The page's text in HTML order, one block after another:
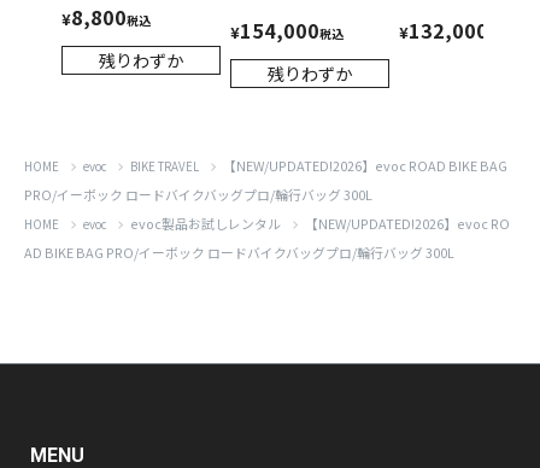
¥8,800税込
残りわずか
¥154,000税込
残りわずか
¥132,000
HOME evoc BIKE TRAVEL
【NEW/UPDATED!2026】evoc ROAD BIKE BAG
PRO/イーボック ロードバイクバッグプロ/輪行バッグ 300L
HOME evoc evoc製品お試しレンタル
【NEW/UPDATED!2026】evoc RO
AD BIKE BAG PRO/イーボック ロードバイクバッグプロ/輪行バッグ 300L
MENU